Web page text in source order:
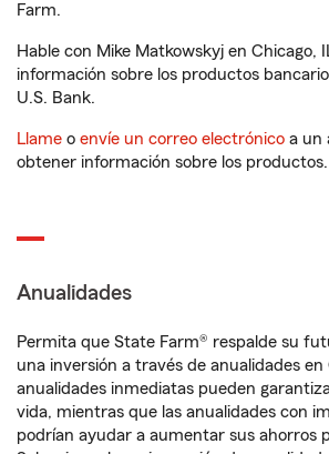
Farm.
Hable con Mike Matkowskyj en Chicago,
información sobre los productos
U.S. Bank.
Llame o envíe un correo electrónico a un
obtener información sobre los productos.
Anualidades
Permita que State Farm® respalde su
una inversión a través de anualidades en
anualidades inmediatas pueden
vida, mientras que las anualidades con
podrían ayudar a aumentar sus ahorros